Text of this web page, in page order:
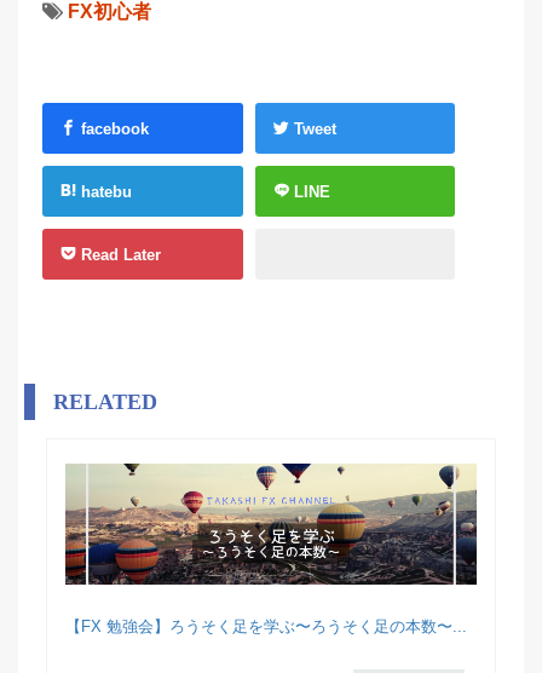
FX初心者
facebook Tweet
hatebu LINE
Read Later
RELATED
【FX 勉強会】ろうそく足を学ぶ〜ろうそく足の本数〜...